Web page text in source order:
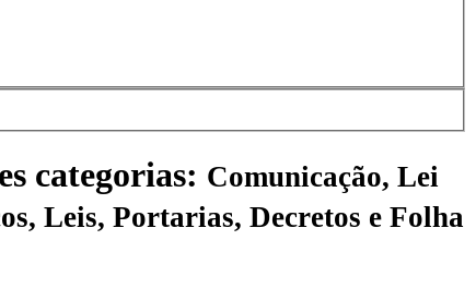
categorias: Comunicação, Lei
Leis, Portarias, Decretos e Folha